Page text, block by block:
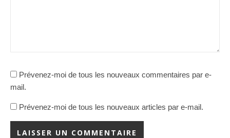
Prévenez-moi de tous les nouveaux commentaires par e-
mail.
Prévenez-moi de tous les nouveaux articles par e-mail.